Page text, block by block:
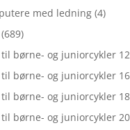
med ledning (4)
(689)
børne- og juniorcykler
børne- og juniorcykler
børne- og juniorcykler
børne- og juniorcykler